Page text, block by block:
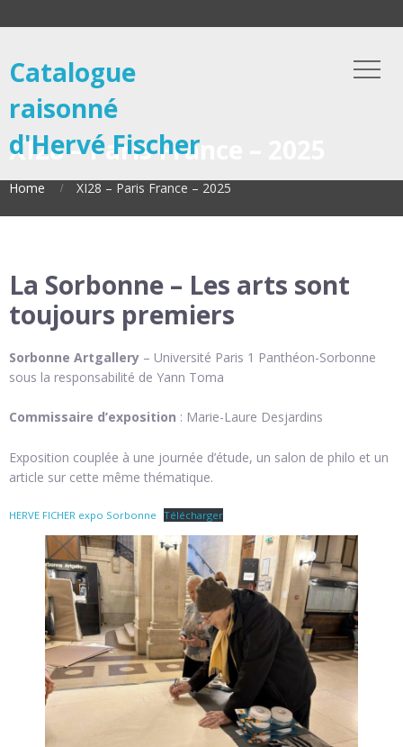
Catalogue
raisonné
d'Hervé Fischer
XI28 – Paris France – 2025
Home XI28 – Paris France – 2025
La Sorbonne – Les arts sont
toujours premiers
Sorbonne Artgallery – Université Paris 1 Panthéon-Sorbonne
sous la responsabilité de Yann Toma
Commissaire d’exposition : Marie-Laure Desjardins
Exposition couplée à une journée d’étude, un salon de philo et un
article sur cette même thématique.
HERVE FICHER expo Sorbonne Télécharger